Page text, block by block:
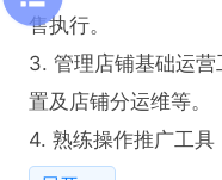
售执行。
3. 管理店铺基础运
置及店铺分运维等。
4. 熟练操作推广工具